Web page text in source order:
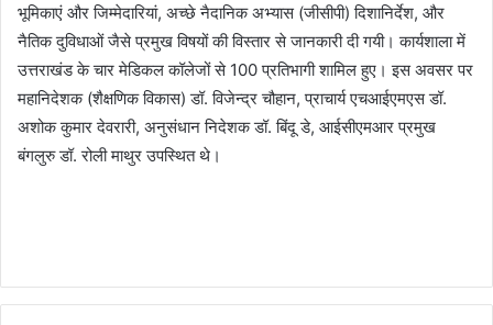
भूमिकाएं और जिम्मेदारियां, अच्छे नैदानिक अभ्यास (जीसीपी) दिशानिर्देश, और
नैतिक दुविधाओं जैसे प्रमुख विषयों की विस्तार से जानकारी दी गयी। कार्यशाला में
उत्तराखंड के चार मेडिकल कॉलेजों से 100 प्रतिभागी शामिल हुए। इस अवसर पर
महानिदेशक (शैक्षणिक विकास) डॉ. विजेन्द्र चौहान, प्राचार्य एचआईएमएस डॉ.
अशोक कुमार देवरारी, अनुसंधान निदेशक डॉ. बिंदू डे, आईसीएमआर प्रमुख
बंगलुरु डॉ. रोली माथुर उपस्थित थे।